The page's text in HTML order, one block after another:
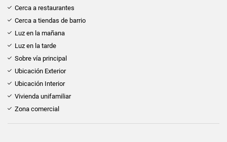
Cerca a restaurantes
Cerca a tiendas de barrio
Luz en la mañana
Luz en la tarde
Sobre vía principal
Ubicación Exterior
Ubicación Interior
Vivienda unifamiliar
Zona comercial